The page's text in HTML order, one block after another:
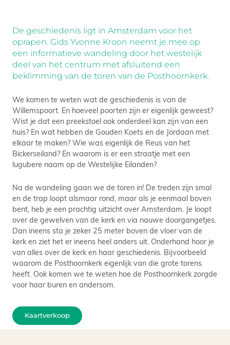
De geschiedenis ligt in Amsterdam voor het
oprapen. Gids Yvonne Kroon neemt je mee op
een informatieve wandeling door het westelijk
deel van het centrum met afsluitend een
beklimming van de toren van de Posthoornkerk.
We komen te weten wat de geschiedenis is van de
Willemspoort. En hoeveel poorten zijn er eigenlijk geweest?
Wist je dat een preekstoel ook onderdeel kan zijn van een
huis? En wat hebben de Gouden Koets en de Jordaan met
elkaar te maken? Wie was eigenlijk de Reus van het
Bickerseiland? En waarom is er een straatje met een
lugubere naam op de Westelijke Eilanden?
Na de wandeling gaan we de toren in! De treden zijn smal
en de trap loopt alsmaar rond, maar als je eenmaal boven
bent, heb je een prachtig uitzicht over Amsterdam. Je loopt
over de gewelven van de kerk en via nauwe doorgangetjes.
Dan ineens sta je zeker 25 meter boven de vloer van de
kerk en ziet het er ineens heel anders uit. Onderhand hoor je
van alles over de kerk en haar geschiedenis. Bijvoorbeeld
waarom de Posthoornkerk eigenlijk van die grote torens
heeft. Ook komen we te weten hoe de Posthoornkerk zorgde
voor haar buren en andersom.
Kaartverkoop